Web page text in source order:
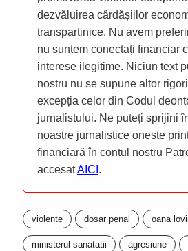
dezvăluirea cârdășiilor
transpartinice. Nu avem
nu suntem conectați financiar
interese ilegitime. Niciun text
nostru nu se supune altor
excepția celor din Codul
jurnalistului. Ne puteți sprijini
noastre jurnalistice oneste
financiară în contul nostru
accesatAICI .
violente dosar penal oana
ministerul sanatatii agresiune